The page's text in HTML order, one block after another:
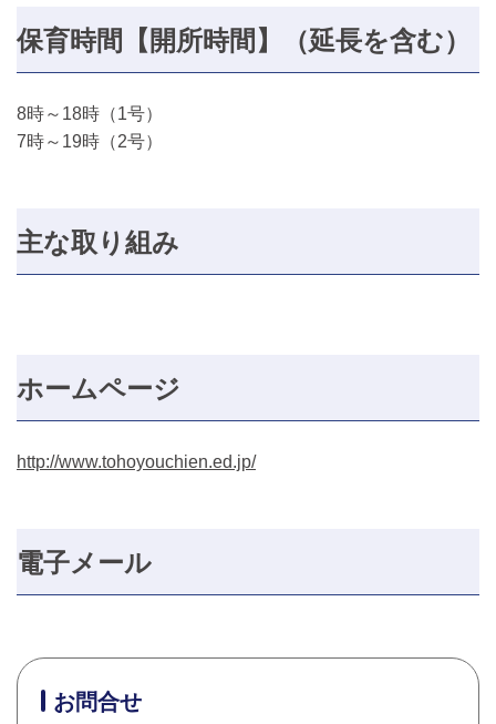
保育時間【開所時間】（延長を含む）
8時～18時（1号）
7時～19時（2号）
主な取り組み
ホームページ
http://www.tohoyouchien.ed.jp/
電子メール
お問合せ